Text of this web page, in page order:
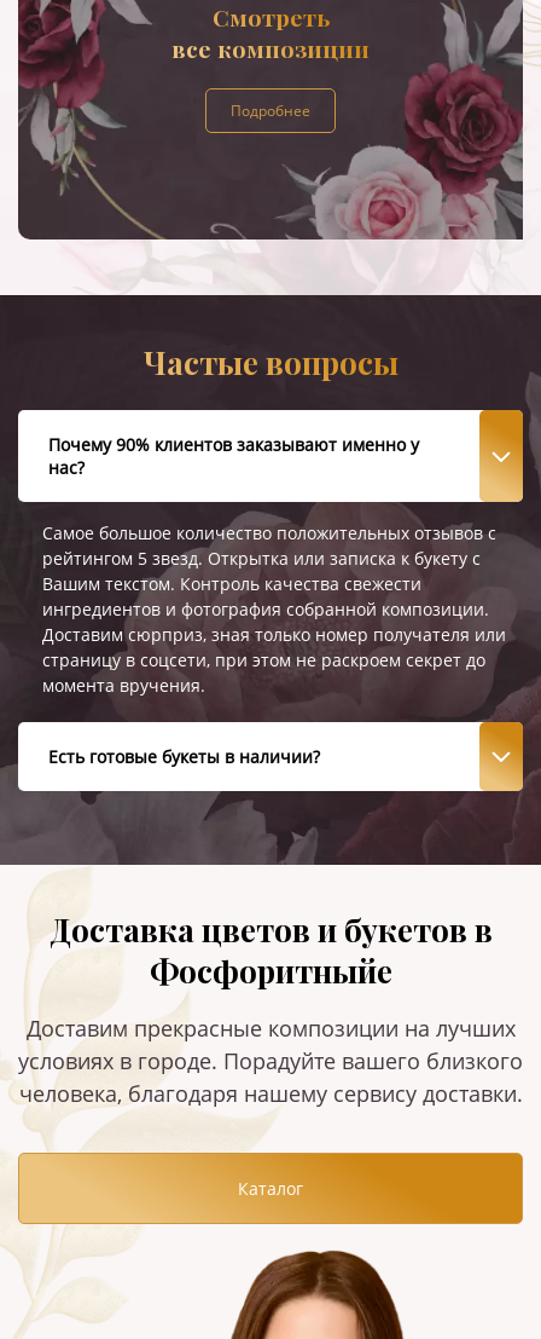
Смотреть
все композиции
Подробнее
Частые вопросы
Почему 90% клиентов заказывают именно у
нас?
Самое большое количество положительных отзывов с
рейтингом 5 звезд. Открытка или записка к букету с
Вашим текстом. Контроль качества свежести
ингредиентов и фотография собранной композиции.
Доставим сюрприз, зная только номер получателя или
страницу в соцсети, при этом не раскроем секрет до
момента вручения.
Есть готовые букеты в наличии?
Доставка цветов и букетов в
Фосфоритныйе
Доставим прекрасные композиции на лучших
условиях в городе. Порадуйте вашего близкого
человека, благодаря нашему сервису доставки.
Каталог